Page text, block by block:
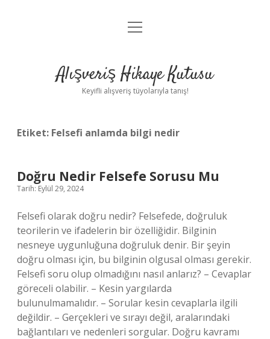
Anasayfa
Yasal Uyarı
menüyü
Alışveriş Hikaye Kutusu
Keyifli alışveriş tüyolarıyla tanış!
Etiket: Felsefi anlamda bilgi nedir
Doğru Nedir Felsefe Sorusu Mu
Tarih: Eylül 29, 2024
Felsefi olarak doğru nedir? Felsefede, doğruluk
teorilerin ve ifadelerin bir özelliğidir. Bilginin
nesneye uygunluğuna doğruluk denir. Bir şeyin
doğru olması için, bu bilginin olgusal olması gerekir.
Felsefi soru olup olmadığını nasıl anlarız? – Cevaplar
göreceli olabilir. – Kesin yargılarda
bulunulmamalıdır. – Sorular kesin cevaplarla ilgili
değildir. – Gerçekleri ve sırayı değil, aralarındaki
bağlantıları ve nedenleri sorgular. Doğru kavramı